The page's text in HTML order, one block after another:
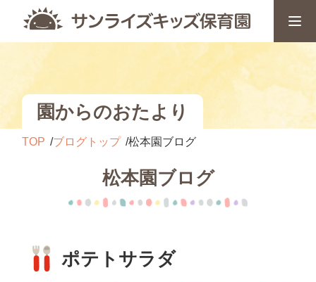
園からのおたより
TOP ブログトップ 松本園ブログ
松本園ブログ
ポテトサラダ